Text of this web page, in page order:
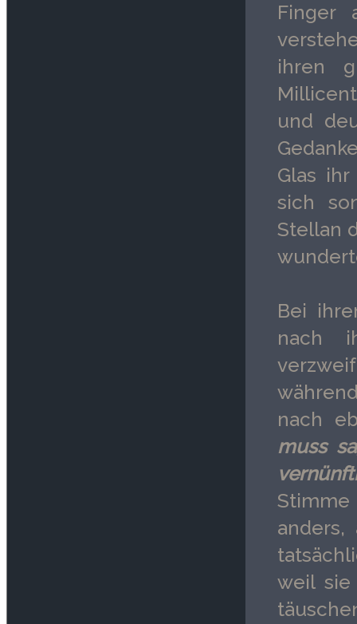
Finger
ihren
und
Glas
sich
Stellan
Bei
nach
nach
muss
weil